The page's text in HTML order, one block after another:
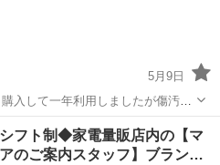
します。 今帰仁まで取りに来れる
5月9日
入して一年利用しましたが傷汚れ
収納家具
フト制◆家電量販店内の【マ
のご案内スタッフ】ブラン…